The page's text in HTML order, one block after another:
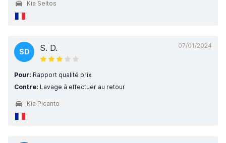
Kia Seltos
07/01/2024
SD S. D.
Pour: Rapport qualité prix
Contre: Lavage à effectuer au retour
Kia Picanto